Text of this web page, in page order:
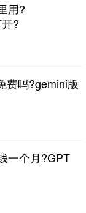
用?
?
费吗?gemini版
一个月?GPT